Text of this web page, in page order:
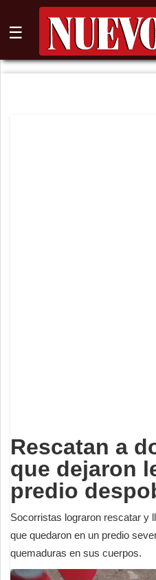
☰
⌕
Rescatan a
que dejaron
predio
Socorristas lograron rescatar y
que quedaron en un predio
quemaduras en sus cuerpos.